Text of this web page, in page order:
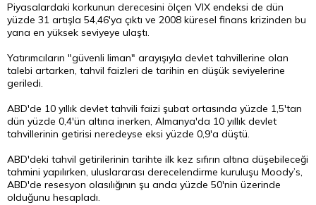
Piyasalardaki korkunun derecesini ölçen VIX endeksi de dün
yüzde 31 artışla 54,46'ya çıktı ve 2008 küresel finans krizinden bu
yana en yüksek seviyeye ulaştı.
Yatırımcıların "güvenli liman" arayışıyla devlet tahvillerine olan
talebi artarken, tahvil faizleri de tarihin en düşük seviyelerine
geriledi.
ABD'de 10 yıllık devlet tahvili faizi şubat ortasında yüzde 1,5'tan
dün yüzde 0,4'ün altına inerken, Almanya'da 10 yıllık devlet
tahvillerinin getirisi neredeyse eksi yüzde 0,9'a düştü.
ABD'deki tahvil getirilerinin tarihte ilk kez sıfırın altına düşebileceği
tahmini yapılırken, uluslararası derecelendirme kuruluşu Moody’s,
ABD'de resesyon olasılığının şu anda yüzde 50'nin üzerinde
olduğunu hesapladı.